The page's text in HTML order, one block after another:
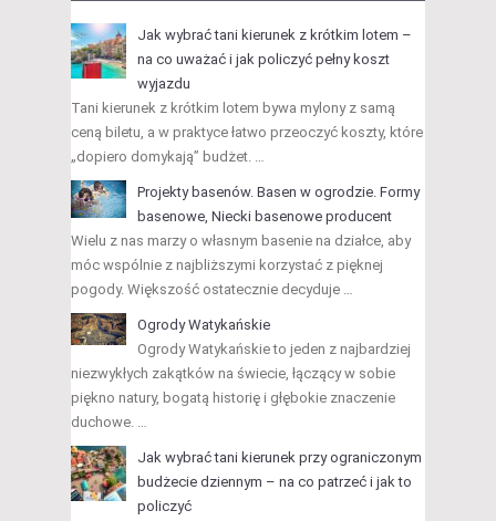
Jak wybrać tani kierunek z krótkim lotem –
na co uważać i jak policzyć pełny koszt
wyjazdu
Tani kierunek z krótkim lotem bywa mylony z samą
ceną biletu, a w praktyce łatwo przeoczyć koszty, które
„dopiero domykają” budżet. …
Projekty basenów. Basen w ogrodzie. Formy
basenowe, Niecki basenowe producent
Wielu z nas marzy o własnym basenie na działce, aby
móc wspólnie z najbliższymi korzystać z pięknej
pogody. Większość ostatecznie decyduje …
Ogrody Watykańskie
Ogrody Watykańskie to jeden z najbardziej
niezwykłych zakątków na świecie, łączący w sobie
piękno natury, bogatą historię i głębokie znaczenie
duchowe. …
Jak wybrać tani kierunek przy ograniczonym
budżecie dziennym – na co patrzeć i jak to
policzyć